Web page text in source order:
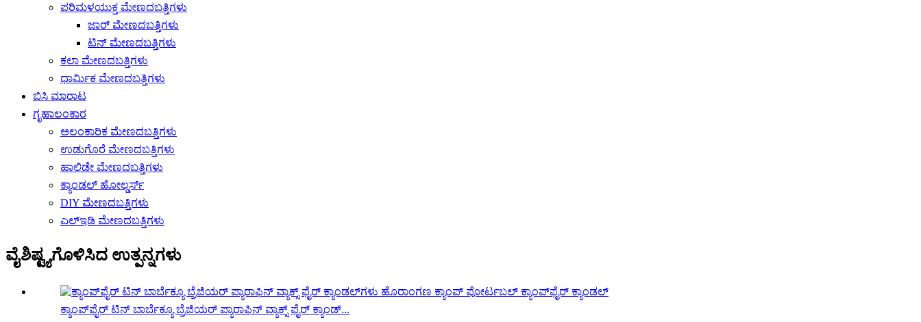
ಪರಿಮಳಯುಕ್ತ ಮೇಣದಬತ್ತಿಗಳು
ಜಾರ್ ಮೇಣದಬತ್ತಿಗಳು
ಟಿನ್ ಮೇಣದಬತ್ತಿಗಳು
ಕಲಾ ಮೇಣದಬತ್ತಿಗಳು
ಧಾರ್ಮಿಕ ಮೇಣದಬತ್ತಿಗಳು
ಬಿಸಿ ಮಾರಾಟ
ಗೃಹಾಲಂಕಾರ
ಅಲಂಕಾರಿಕ ಮೇಣದಬತ್ತಿಗಳು
ಉಡುಗೊರೆ ಮೇಣದಬತ್ತಿಗಳು
ಹಾಲಿಡೇ ಮೇಣದಬತ್ತಿಗಳು
ಕ್ಯಾಂಡಲ್ ಹೋಲ್ಡರ್ಸ್
DIY ಮೇಣದಬತ್ತಿಗಳು
ಎಲ್ಇಡಿ ಮೇಣದಬತ್ತಿಗಳು
ವೈಶಿಷ್ಟ್ಯಗೊಳಿಸಿದ ಉತ್ಪನ್ನಗಳು
ಕ್ಯಾಂಪ್‌ಫೈರ್ ಟಿನ್ ಬಾರ್ಬೆಕ್ಯೂ ಬ್ರೆಜಿಯರ್ ಪ್ಯಾರಾಫಿನ್ ವ್ಯಾಕ್ಸ್ ಫೈರ್ ಕ್ಯಾಂಡ್...